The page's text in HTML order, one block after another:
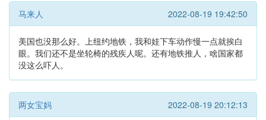
马来人 2022-08-19 19:42:50
美国也没那么好。上纽约地铁，我和娃下车动作慢一点就挨白
眼。我们还不是坐轮椅的残疾人呢。还有地铁推人，啥国家都
没这么吓人。
两女宝妈 2022-08-19 20:12:13